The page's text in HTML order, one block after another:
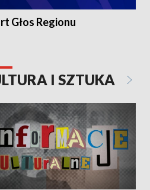
Głos Regionu
I SZTUKA